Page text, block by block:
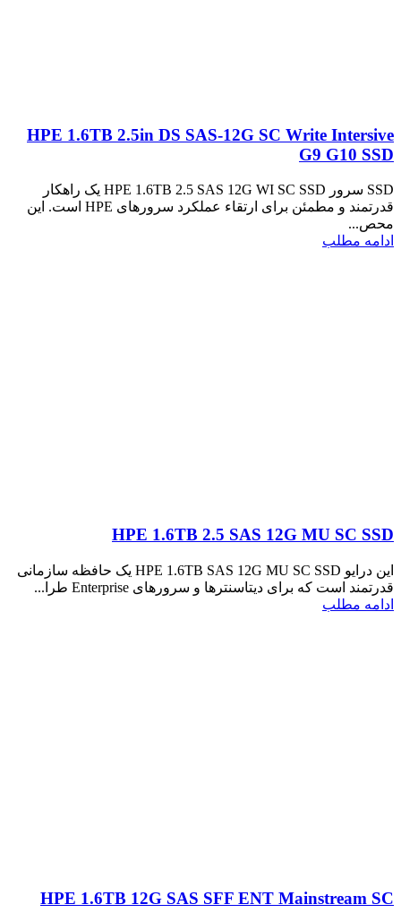
HPE 1.6TB 2.5in DS SAS-12G SC Write Intersive
G9 G10 SSD
SSD سرور HPE 1.6TB 2.5 SAS 12G WI SC SSD یک راهکار
قدرتمند و مطمئن برای ارتقاء عملکرد سرورهای HPE است. این
محص...
ادامه مطلب
HPE 1.6TB 2.5 SAS 12G MU SC SSD
این درایو HPE 1.6TB SAS 12G MU SC SSD یک حافظه سازمانی
قدرتمند است که برای دیتاسنترها و سرورهای Enterprise طرا...
ادامه مطلب
HPE 1.6TB 12G SAS SFF ENT Mainstream SC